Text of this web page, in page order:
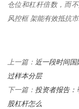
仓位和杠杆倍数，而
风控框 架能有效抵抗
上一篇： 近一段时间
过样本分层
下一篇： 投资者报告
股杠杆怎么